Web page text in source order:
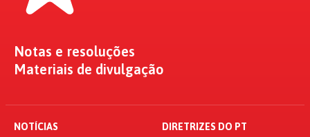
Notas e resoluções
Materiais de divulgação
NOTÍCIAS DIRETRIZES DO PT